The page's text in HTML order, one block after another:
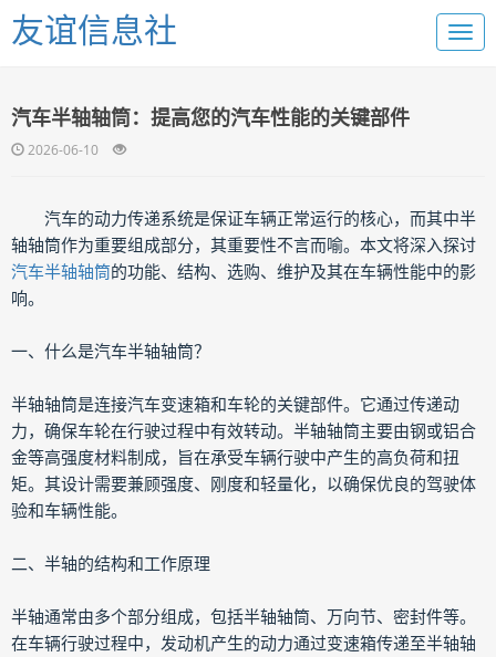
友谊信息社
汽车半轴轴筒：提高您的汽车性能的关键部件
2026-06-10
汽车的动力传递系统是保证车辆正常运行的核心，而其中半
轴轴筒作为重要组成部分，其重要性不言而喻。本文将深入探讨
汽车半轴轴筒的功能、结构、选购、维护及其在车辆性能中的影
响。
一、什么是汽车半轴轴筒？
半轴轴筒是连接汽车变速箱和车轮的关键部件。它通过传递动
力，确保车轮在行驶过程中有效转动。半轴轴筒主要由钢或铝合
金等高强度材料制成，旨在承受车辆行驶中产生的高负荷和扭
矩。其设计需要兼顾强度、刚度和轻量化，以确保优良的驾驶体
验和车辆性能。
二、半轴的结构和工作原理
半轴通常由多个部分组成，包括半轴轴筒、万向节、密封件等。
在车辆行驶过程中，发动机产生的动力通过变速箱传递至半轴轴